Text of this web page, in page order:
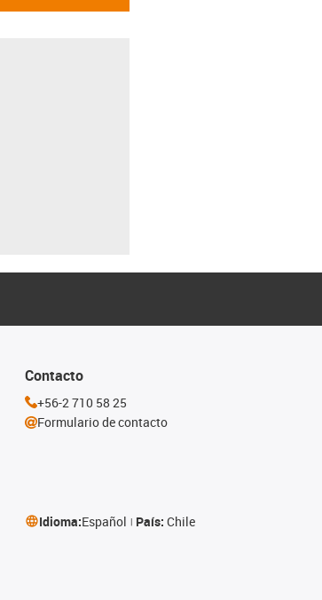
Contacto
+56-2 710 58 25
Formulario de contacto
Idioma:Español País: Chile